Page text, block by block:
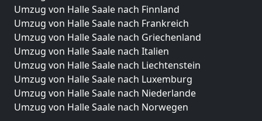
Umzug von Halle Saale nach Finnland
Umzug von Halle Saale nach Frankreich
Umzug von Halle Saale nach Griechenland
Umzug von Halle Saale nach Italien
Umzug von Halle Saale nach Liechtenstein
Umzug von Halle Saale nach Luxemburg
Umzug von Halle Saale nach Niederlande
Umzug von Halle Saale nach Norwegen